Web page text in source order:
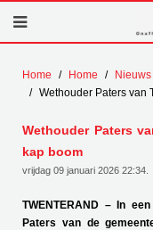
Home Home
Nieuws
Wethouder Paters van
Wethouder Paters
kap boom
vrijdag 09 januari 2026 22:34
TWENTERAND – In
Paters van de